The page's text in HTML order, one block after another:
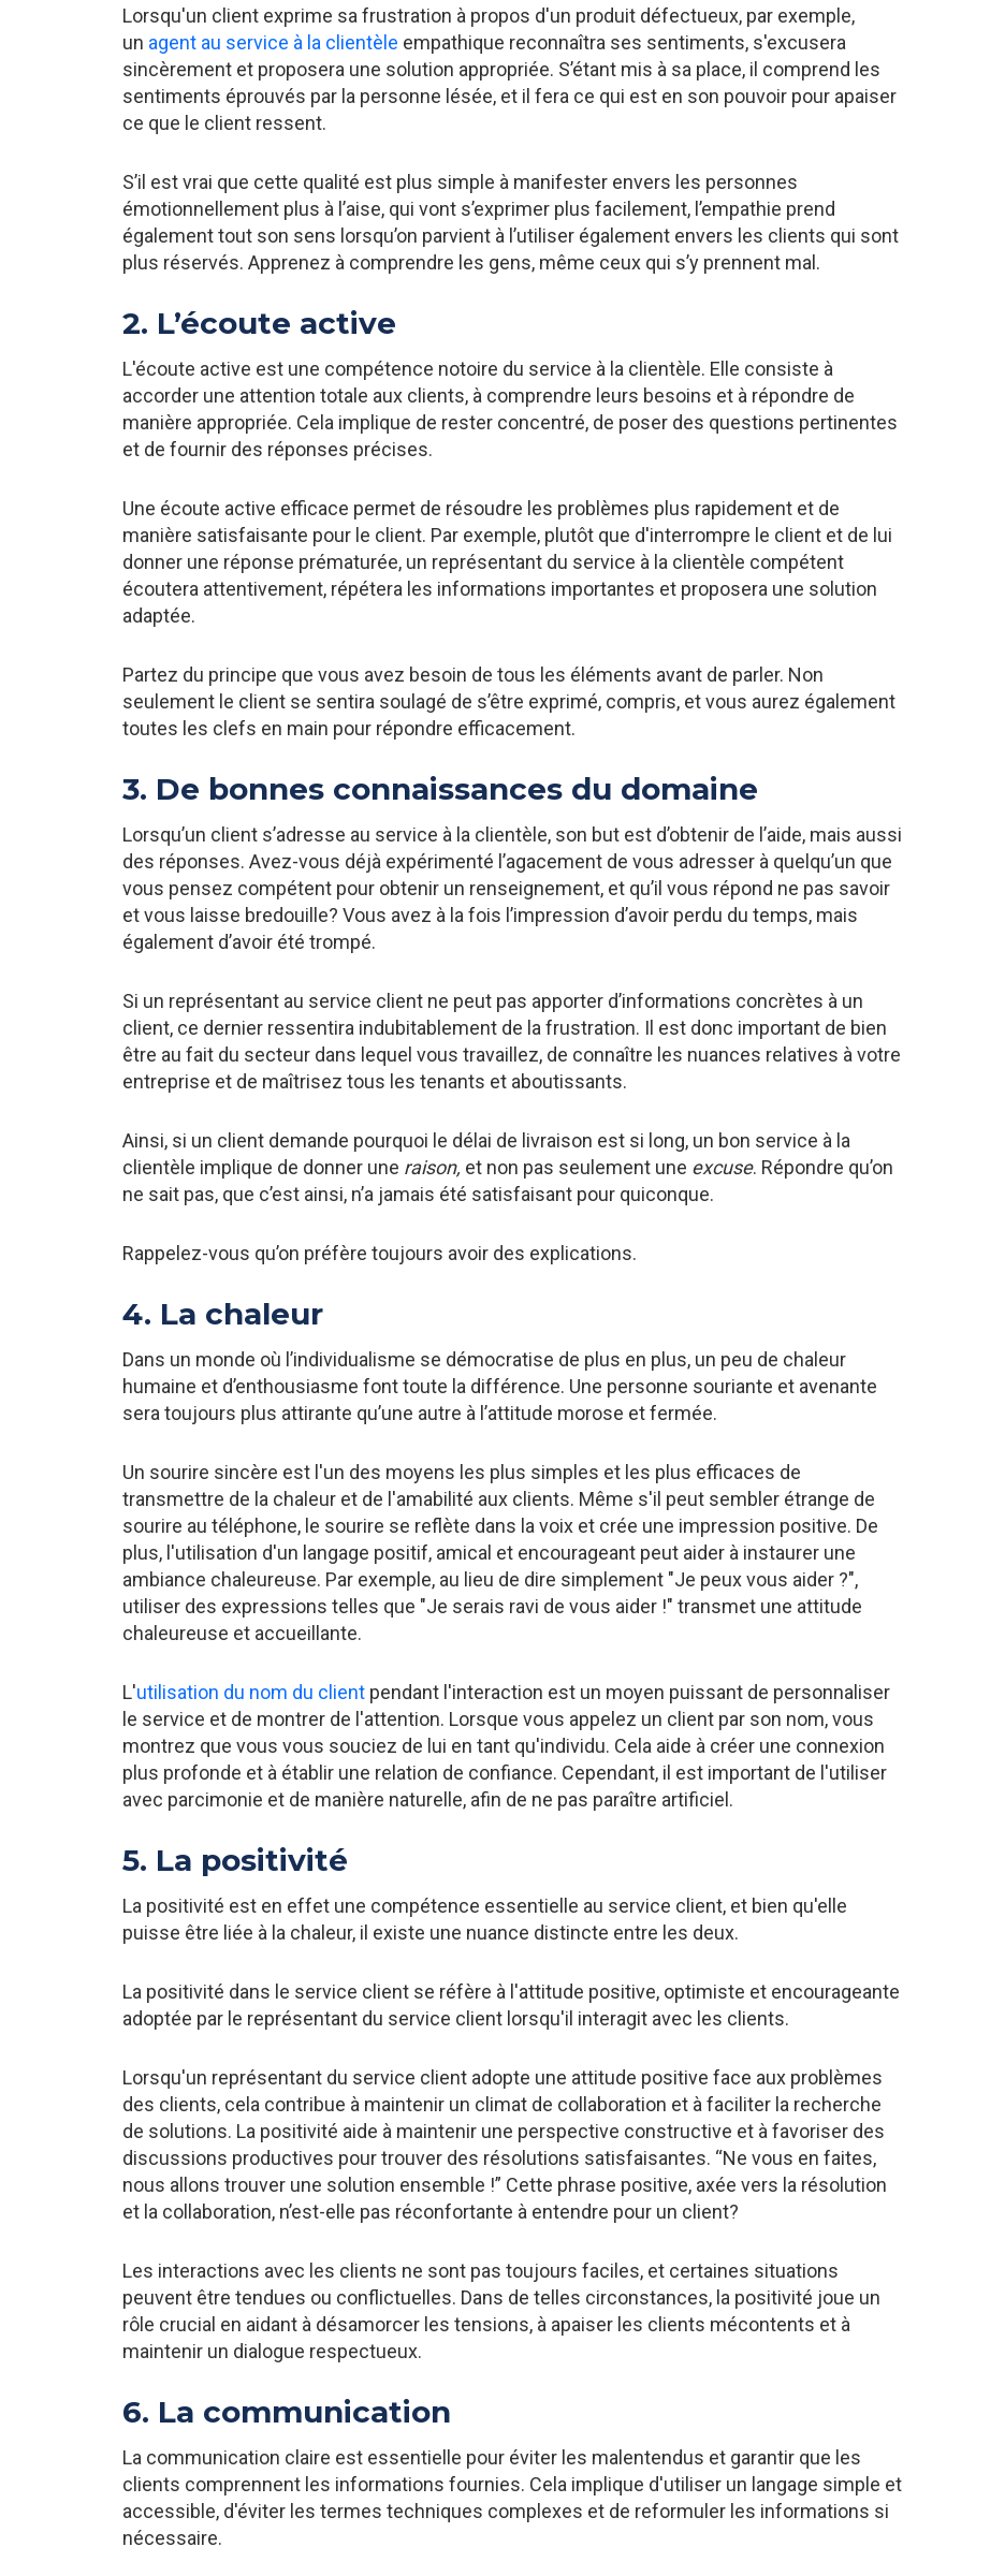
Lorsqu'un client exprime sa frustration à propos d'un produit défectueux, par exemple,
un agent au service à la clientèle empathique reconnaîtra ses sentiments, s'excusera
sincèrement et proposera une solution appropriée. S’étant mis à sa place, il comprend les
sentiments éprouvés par la personne lésée, et il fera ce qui est en son pouvoir pour apaiser
ce que le client ressent.
S’il est vrai que cette qualité est plus simple à manifester envers les personnes
émotionnellement plus à l’aise, qui vont s’exprimer plus facilement, l’empathie prend
également tout son sens lorsqu’on parvient à l’utiliser également envers les clients qui sont
plus réservés. Apprenez à comprendre les gens, même ceux qui s’y prennent mal.
2. L’écoute active
L'écoute active est une compétence notoire du service à la clientèle. Elle consiste à
accorder une attention totale aux clients, à comprendre leurs besoins et à répondre de
manière appropriée. Cela implique de rester concentré, de poser des questions pertinentes
et de fournir des réponses précises.
Une écoute active efficace permet de résoudre les problèmes plus rapidement et de
manière satisfaisante pour le client. Par exemple, plutôt que d'interrompre le client et de lui
donner une réponse prématurée, un représentant du service à la clientèle compétent
écoutera attentivement, répétera les informations importantes et proposera une solution
adaptée.
Partez du principe que vous avez besoin de tous les éléments avant de parler. Non
seulement le client se sentira soulagé de s’être exprimé, compris, et vous aurez également
toutes les clefs en main pour répondre efficacement.
3. De bonnes connaissances du domaine
Lorsqu’un client s’adresse au service à la clientèle, son but est d’obtenir de l’aide, mais aussi
des réponses. Avez-vous déjà expérimenté l’agacement de vous adresser à quelqu’un que
vous pensez compétent pour obtenir un renseignement, et qu’il vous répond ne pas savoir
et vous laisse bredouille? Vous avez à la fois l’impression d’avoir perdu du temps, mais
également d’avoir été trompé.
Si un représentant au service client ne peut pas apporter d’informations concrètes à un
client, ce dernier ressentira indubitablement de la frustration. Il est donc important de bien
être au fait du secteur dans lequel vous travaillez, de connaître les nuances relatives à votre
entreprise et de maîtrisez tous les tenants et aboutissants.
Ainsi, si un client demande pourquoi le délai de livraison est si long, un bon service à la
clientèle implique de donner une raison, et non pas seulement une excuse. Répondre qu’on
ne sait pas, que c’est ainsi, n’a jamais été satisfaisant pour quiconque.
Rappelez-vous qu’on préfère toujours avoir des explications.
4. La chaleur
Dans un monde où l’individualisme se démocratise de plus en plus, un peu de chaleur
humaine et d’enthousiasme font toute la différence. Une personne souriante et avenante
sera toujours plus attirante qu’une autre à l’attitude morose et fermée.
Un sourire sincère est l'un des moyens les plus simples et les plus efficaces de
transmettre de la chaleur et de l'amabilité aux clients. Même s'il peut sembler étrange de
sourire au téléphone, le sourire se reflète dans la voix et crée une impression positive. De
plus, l'utilisation d'un langage positif, amical et encourageant peut aider à instaurer une
ambiance chaleureuse. Par exemple, au lieu de dire simplement "Je peux vous aider ?",
utiliser des expressions telles que "Je serais ravi de vous aider !" transmet une attitude
chaleureuse et accueillante.
L'utilisation du nom du client pendant l'interaction est un moyen puissant de personnaliser
le service et de montrer de l'attention. Lorsque vous appelez un client par son nom, vous
montrez que vous vous souciez de lui en tant qu'individu. Cela aide à créer une connexion
plus profonde et à établir une relation de confiance. Cependant, il est important de l'utiliser
avec parcimonie et de manière naturelle, afin de ne pas paraître artificiel.
5. La positivité
La positivité est en effet une compétence essentielle au service client, et bien qu'elle
puisse être liée à la chaleur, il existe une nuance distincte entre les deux.
La positivité dans le service client se réfère à l'attitude positive, optimiste et encourageante
adoptée par le représentant du service client lorsqu'il interagit avec les clients.
Lorsqu'un représentant du service client adopte une attitude positive face aux problèmes
des clients, cela contribue à maintenir un climat de collaboration et à faciliter la recherche
de solutions. La positivité aide à maintenir une perspective constructive et à favoriser des
discussions productives pour trouver des résolutions satisfaisantes. “Ne vous en faites,
nous allons trouver une solution ensemble !” Cette phrase positive, axée vers la résolution
et la collaboration, n’est-elle pas réconfortante à entendre pour un client?
Les interactions avec les clients ne sont pas toujours faciles, et certaines situations
peuvent être tendues ou conflictuelles. Dans de telles circonstances, la positivité joue un
rôle crucial en aidant à désamorcer les tensions, à apaiser les clients mécontents et à
maintenir un dialogue respectueux.
6. La communication
La communication claire est essentielle pour éviter les malentendus et garantir que les
clients comprennent les informations fournies. Cela implique d'utiliser un langage simple et
accessible, d'éviter les termes techniques complexes et de reformuler les informations si
nécessaire.